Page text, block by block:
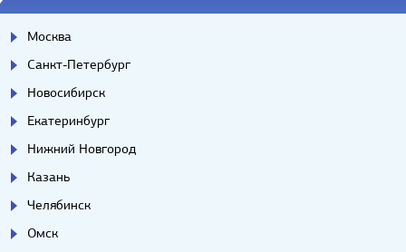
Москва
Санкт-Петербург
Новосибирск
Екатеринбург
Нижний Новгород
Казань
Челябинск
Омск